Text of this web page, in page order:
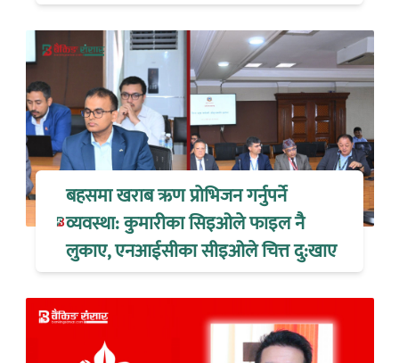
बहसमा खराब ऋण प्रोभिजन गर्नुपर्ने
व्यवस्था: कुमारीका सिइओले फाइल नै
लुकाए, एनआईसीका सीइओले चित्त दु:खाए